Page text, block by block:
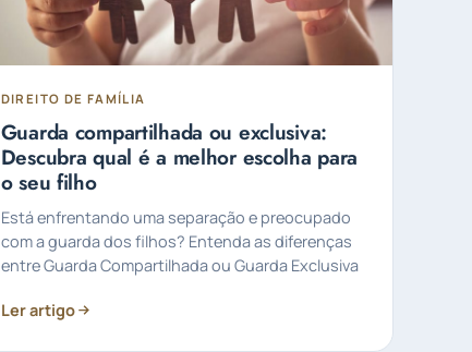
DIREITO DE FAMÍLIA
Guarda compartilhada ou exclusiva:
Descubra qual é a melhor escolha para
o seu filho
Está enfrentando uma separação e preocupado
com a guarda dos filhos? Entenda as diferenças
entre Guarda Compartilhada ou Guarda Exclusiva
Ler artigo